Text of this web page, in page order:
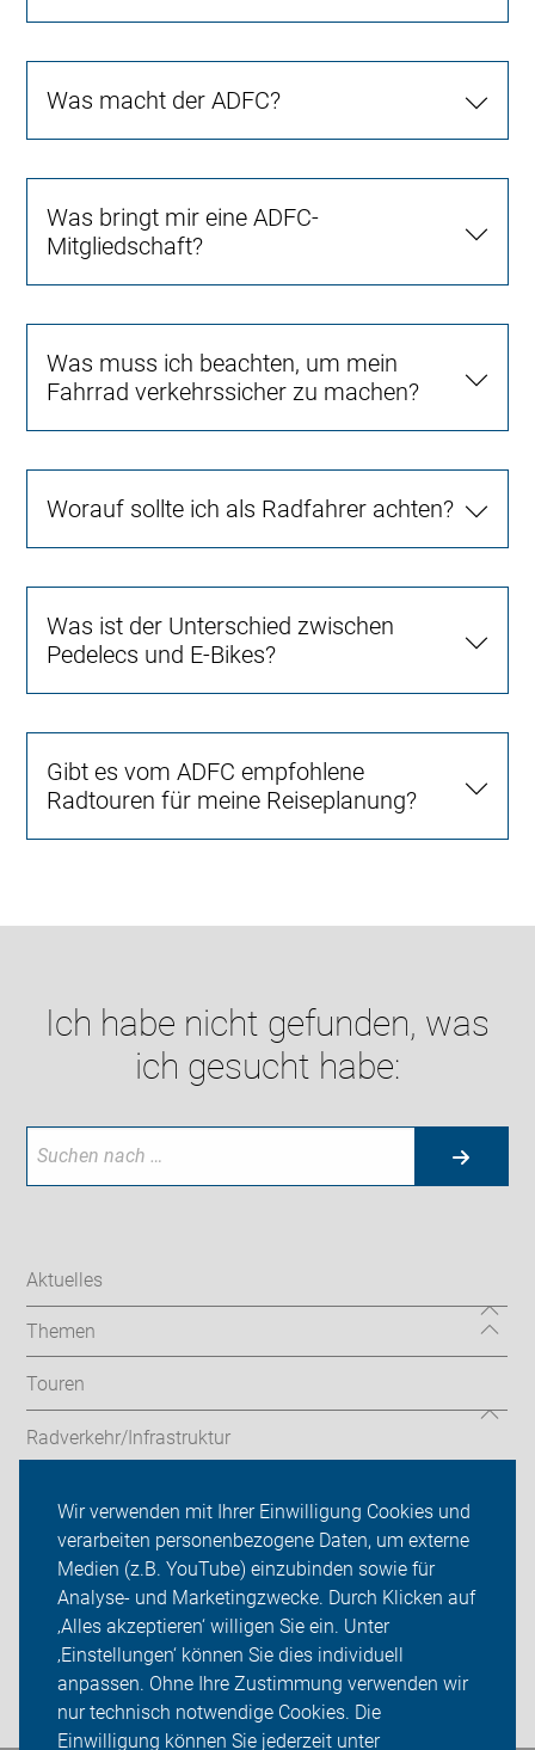
Wir verwenden mit Ihrer Einwilligung Cookies und
verarbeiten personenbezogene Daten, um externe
Medien (z.B. YouTube) einzubinden sowie für
Analyse- und Marketingzwecke. Durch Klicken auf
‚Alles akzeptieren‘ willigen Sie ein. Unter
‚Einstellungen‘ können Sie dies individuell
anpassen. Ohne Ihre Zustimmung verwenden wir
nur technisch notwendige Cookies. Die
Einwilligung können Sie jederzeit unter
Was macht der ADFC?
Was bringt mir eine ADFC-
Mitgliedschaft?
Was muss ich beachten, um mein
Fahrrad verkehrssicher zu machen?
Worauf sollte ich als Radfahrer achten?
Was ist der Unterschied zwischen
Pedelecs und E-Bikes?
Gibt es vom ADFC empfohlene
Radtouren für meine Reiseplanung?
Ich habe nicht gefunden, was
ich gesucht habe:
Aktuelles
Themen
Touren
Radverkehr/Infrastruktur
ADFC Haan
Sei dabei
Presse
Login